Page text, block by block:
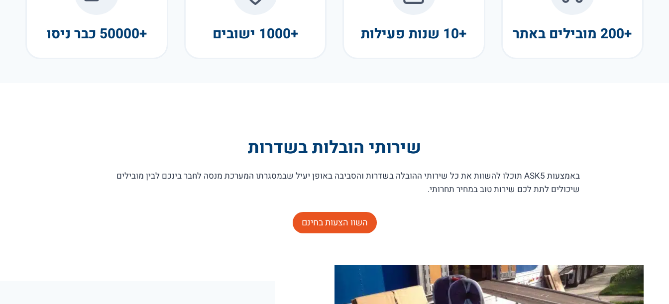
+200 מובילים באתר +10 שנות פעילות +1000 ישובים +50000 כבר ניסו
שירותי הובלות בשדרות
באמצעות ASK5 תוכלו להשוות את כל שירותי ההובלה בשדרות והסביבה באופן יעיל שבמסגרתו המערכת מנסה לחבר בינכם לבין מובילים
שיכולים לתת לכם שירות טוב במחיר תחרותי.
השוו הצעות בחינם